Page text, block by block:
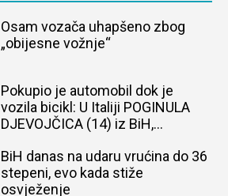
Osam vozača uhapšeno zbog
„obijesne vožnje“
Pokupio je automobil dok je
vozila bicikl: U Italiji POGINULA
DJEVOJČICA (14) iz BiH,
BiH danas na udaru vrućina do 36
stepeni, evo kada stiže
osvježenje